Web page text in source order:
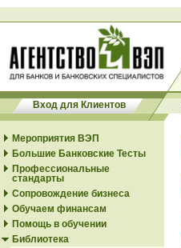
Вход для Клиентов
Мероприятия ВЭП
Большие Банковские Тесты
Профессиональные
стандарты
Сопровождение бизнеса
Обучаем финансам
Помощь в обучении
Библиотека